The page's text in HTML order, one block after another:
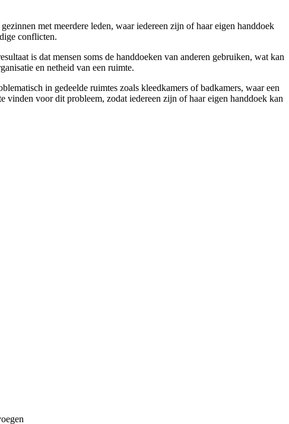
met meerdere leden, waar iedereen zijn of haar eigen handdoek
conflicten.
is dat mensen soms de handdoeken van anderen gebruiken, wat kan
en netheid van een ruimte.
in gedeelde ruimtes zoals kleedkamers of badkamers, waar een
voor dit probleem, zodat iedereen zijn of haar eigen handdoek kan